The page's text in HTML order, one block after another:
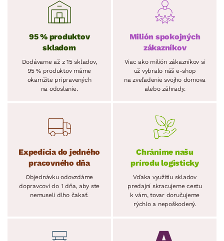
95 % produktov
skladom
Dodávame až z 15 skladov,
95 % produktov máme
okamžite pripravených
na odoslanie.
Milión spokojných
zákazníkov
Viac ako milión zákazníkov si
už vybralo náš e-shop
na zveľadenie svojho domova
alebo záhrady.
Expedícia do jedného
pracovného dňa
Objednávku odovzdáme
dopravcovi do 1 dňa, aby ste
nemuseli dlho čakať.
Chránime našu
prírodu logisticky
Vďaka využitiu skladov
predajní skracujeme cestu
k vám, tovar doručujeme
rýchlo a nepoškodený.